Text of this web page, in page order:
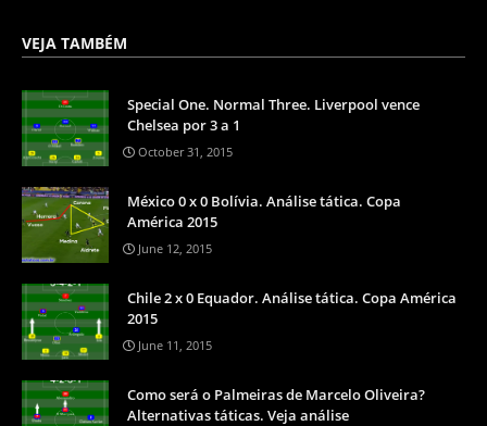
VEJA TAMBÉM
Special One. Normal Three. Liverpool vence
Chelsea por 3 a 1
October 31, 2015
México 0 x 0 Bolívia. Análise tática. Copa
América 2015
June 12, 2015
Chile 2 x 0 Equador. Análise tática. Copa América
2015
June 11, 2015
Como será o Palmeiras de Marcelo Oliveira?
Alternativas táticas. Veja análise